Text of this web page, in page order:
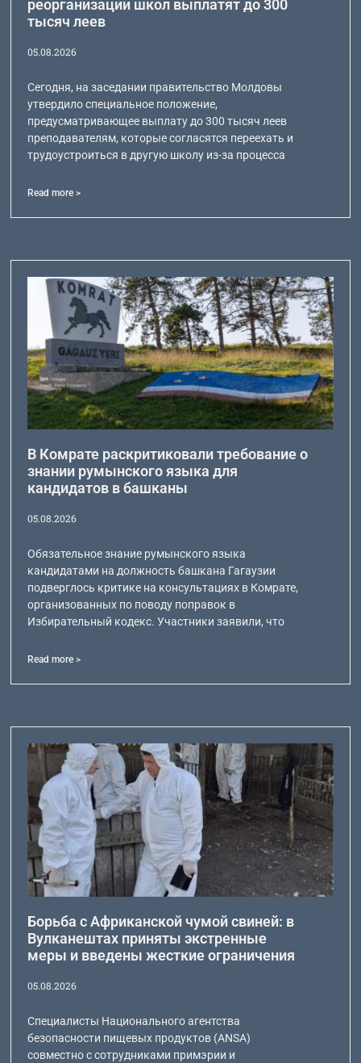
реорганизации школ выплатят до 300
тысяч леев
05.08.2026
Сегодня, на заседании правительство Молдовы
утвердило специальное положение,
предусматривающее выплату до 300 тысяч леев
преподавателям, которые согласятся переехать и
трудоустроиться в другую школу из-за процесса
Read more >
В Комрате раскритиковали требование о
знании румынского языка для
кандидатов в башканы
05.08.2026
Обязательное знание румынского языка
кандидатами на должность башкана Гагаузии
подверглось критике на консультациях в Комрате,
организованных по поводу поправок в
Избирательный кодекс. Участники заявили, что
Read more >
Борьба с Африканской чумой свиней: в
Вулканештах приняты экстренные
меры и введены жесткие ограничения
05.08.2026
Специалисты Национального агентства
безопасности пищевых продуктов (ANSA)
совместно с сотрудниками примэрии и